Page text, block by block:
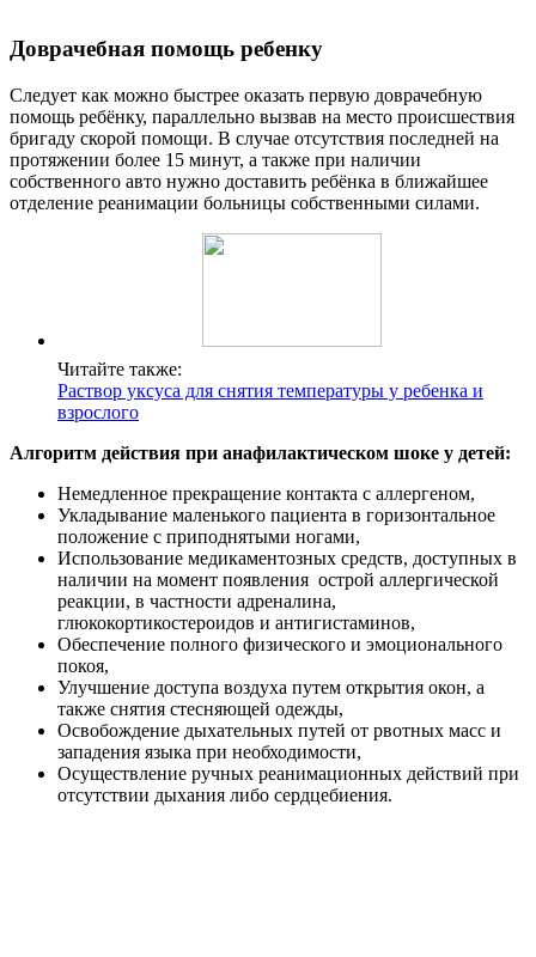
Доврачебная помощь ребенку
Следует как можно быстрее оказать первую доврачебную
помощь ребёнку, параллельно вызвав на место происшествия
бригаду скорой помощи. В случае отсутствия последней на
протяжении более 15 минут, а также при наличии
собственного авто нужно доставить ребёнка в ближайшее
отделение реанимации больницы собственными силами.
Читайте также:
Раствор уксуса для снятия температуры у ребенка и
взрослого
Алгоритм действия при анафилактическом шоке у детей:
Немедленное прекращение контакта с аллергеном,
Укладывание маленького пациента в горизонтальное
положение с приподнятыми ногами,
Использование медикаментозных средств, доступных в
наличии на момент появления острой аллергической
реакции, в частности адреналина,
глюкокортикостероидов и антигистаминов,
Обеспечение полного физического и эмоционального
покоя,
Улучшение доступа воздуха путем открытия окон, а
также снятия стесняющей одежды,
Освобождение дыхательных путей от рвотных масс и
западения языка при необходимости,
Осуществление ручных реанимационных действий при
отсутствии дыхания либо сердцебиения.